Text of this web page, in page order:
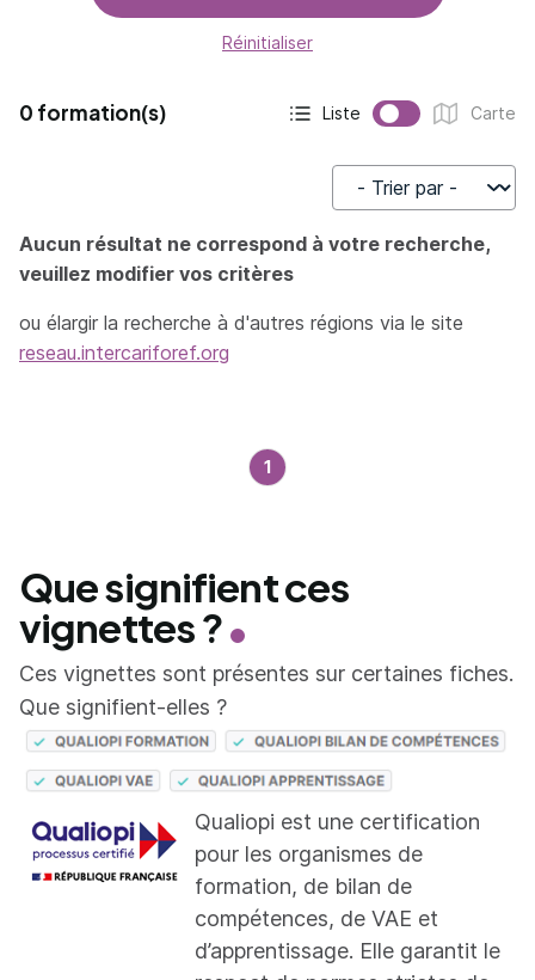
Réinitialiser
0 formation(s)
Affichage actif :
Liste
Affichage :
Carte
Trier par
Aucun résultat ne correspond à votre recherche,
veuillez modifier vos critères
ou élargir la recherche à d'autres régions via le site
reseau.intercariforef.org
1
Que signifient ces
vignettes ?
Ces vignettes sont présentes sur certaines fiches.
Que signifient-elles ?
Qualiopi est une certification
pour les organismes de
formation, de bilan de
compétences, de VAE et
d’apprentissage. Elle garantit le